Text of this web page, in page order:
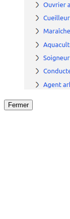
Fermer